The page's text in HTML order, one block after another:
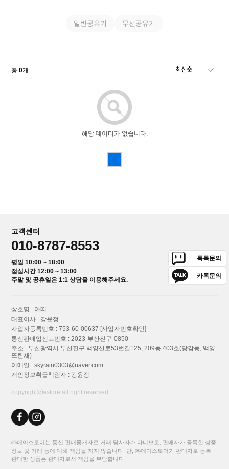
일반공유기 무선공유기
총0개
해당 데이터가 없습니다.
고객센터
010-8787-8553
평일 10:00 ~ 18:00
점심시간 12:00 ~ 13:00
주말 및 공휴일은 1:1 상담을 이용해주세요.
톡톡문의
카톡문의
상호명 : 아띠
대표이사 : 강윤정
사업자등록번호 : 753-60-00637 [사업자번호확인]
통신판매업신고번호 : 2023-부산진구-0850
주소 : 부산광역시 부산진구 백양산로53번길125, 209동 403호(당감동, 백양
뜨란채)
이메일 :skyrain0303@naver.com
개인정보취급책임자 : 강윤정
copyright⒞astore all right reserved
㈜에이스토어는 통신 판매중개자로 거래 당사자가 아니므로, 판매자가 등록한 상품
정보 및 거래 등에 대해 책임을 지지 않습니다. 단, ㈜에이스토어가 판매자로 등록
판매한 상품은 판매자로서 책임을 부담합니다.